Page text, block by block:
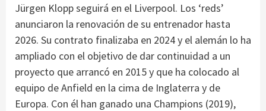
Jürgen Klopp seguirá en el Liverpool. Los ‘reds’
anunciaron la renovación de su entrenador hasta
2026. Su contrato finalizaba en 2024 y el alemán lo ha
ampliado con el objetivo de dar continuidad a un
proyecto que arrancó en 2015 y que ha colocado al
equipo de Anfield en la cima de Inglaterra y de
Europa. Con él han ganado una Champions (2019),